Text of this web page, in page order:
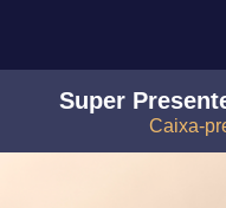
Super
Caixa-